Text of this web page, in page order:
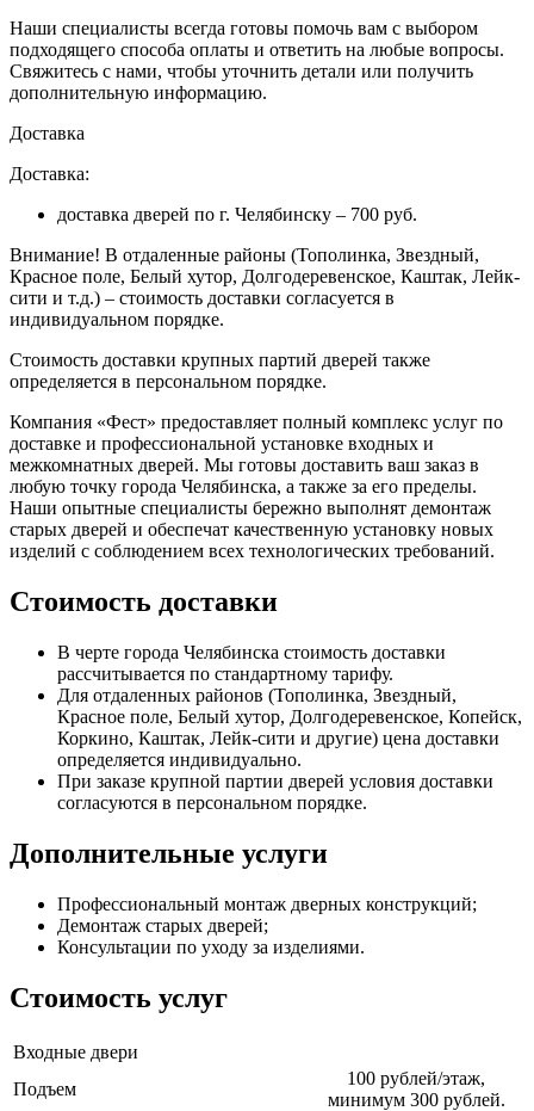
Наши специалисты всегда готовы помочь вам с выбором
подходящего способа оплаты и ответить на любые вопросы.
Свяжитесь с нами, чтобы уточнить детали или получить
дополнительную информацию.
Доставка
Доставка:
доставка дверей по г. Челябинску – 700 руб.
Внимание! В отдаленные районы (Тополинка, Звездный,
Красное поле, Белый хутор, Долгодеревенское, Каштак, Лейк-
сити и т.д.) – стоимость доставки согласуется в
индивидуальном порядке.
Стоимость доставки крупных партий дверей также
определяется в персональном порядке.
Компания «Фест» предоставляет полный комплекс услуг по
доставке и профессиональной установке входных и
межкомнатных дверей. Мы готовы доставить ваш заказ в
любую точку города Челябинска, а также за его пределы.
Наши опытные специалисты бережно выполнят демонтаж
старых дверей и обеспечат качественную установку новых
изделий с соблюдением всех технологических требований.
Стоимость доставки
В черте города Челябинска стоимость доставки
рассчитывается по стандартному тарифу.
Для отдаленных районов (Тополинка, Звездный,
Красное поле, Белый хутор, Долгодеревенское, Копейск,
Коркино, Каштак, Лейк-сити и другие) цена доставки
определяется индивидуально.
При заказе крупной партии дверей условия доставки
согласуются в персональном порядке.
Дополнительные услуги
Профессиональный монтаж дверных конструкций;
Демонтаж старых дверей;
Консультации по уходу за изделиями.
Стоимость услуг
Входные двери
Подъем
100 рублей/этаж,
минимум 300 рублей.